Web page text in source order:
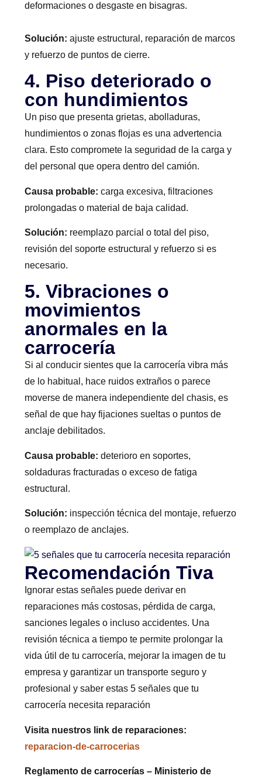
deformaciones o desgaste en bisagras.
Solución: ajuste estructural, reparación de marcos
y refuerzo de puntos de cierre.
4. Piso deteriorado o
con hundimientos
Un piso que presenta grietas, abolladuras,
hundimientos o zonas flojas es una advertencia
clara. Esto compromete la seguridad de la carga y
del personal que opera dentro del camión.
Causa probable: carga excesiva, filtraciones
prolongadas o material de baja calidad.
Solución: reemplazo parcial o total del piso,
revisión del soporte estructural y refuerzo si es
necesario.
5. Vibraciones o
movimientos
anormales en la
carrocería
Si al conducir sientes que la carrocería vibra más
de lo habitual, hace ruidos extraños o parece
moverse de manera independiente del chasis, es
señal de que hay fijaciones sueltas o puntos de
anclaje debilitados.
Causa probable: deterioro en soportes,
soldaduras fracturadas o exceso de fatiga
estructural.
Solución: inspección técnica del montaje, refuerzo
o reemplazo de anclajes.
Recomendación Tiva
Ignorar estas señales puede derivar en
reparaciones más costosas, pérdida de carga,
sanciones legales o incluso accidentes. Una
revisión técnica a tiempo te permite prolongar la
vida útil de tu carrocería, mejorar la imagen de tu
empresa y garantizar un transporte seguro y
profesional y saber estas 5 señales que tu
carrocería necesita reparación
Visita nuestros link de reparaciones:
reparacion-de-carrocerias
Reglamento de carrocerías – Ministerio de